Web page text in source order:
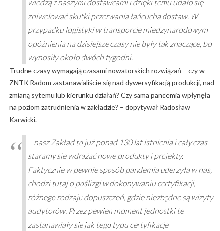
wiedzą z naszymi dostawcami i dzięki temu udało się
zniwelować skutki przerwania łańcucha dostaw. W
przypadku logistyki w transporcie międzynarodowym
opóźnienia na dzisiejsze czasy nie były tak znaczące, bo
wynosiły około dwóch tygodni.
Trudne czasy wymagają czasami nowatorskich rozwiązań – czy w
ZNTK Radom zastanawialiście się nad dywersyfikacją produkcji, nad
zmianą sytemu lub kierunku działań? Czy sama pandemia wpłynęła
na poziom zatrudnienia w zakładzie? – dopytywał Radosław
Karwicki.
– nasz Zakład to już ponad 130 lat istnienia i cały czas
staramy się wdrażać nowe produkty i projekty.
Faktycznie w pewnie sposób pandemia uderzyła w nas,
chodzi tutaj o poślizgi w dokonywaniu certyfikacji,
różnego rodzaju dopuszczeń, gdzie niezbędne są wizyty
audytorów. Przez pewien moment jednostki te
zastanawiały się jak tego typu certyfikację